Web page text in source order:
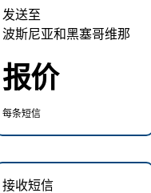
发送至
波斯尼亚和黑塞哥维那
报价
每条短信
接收短信